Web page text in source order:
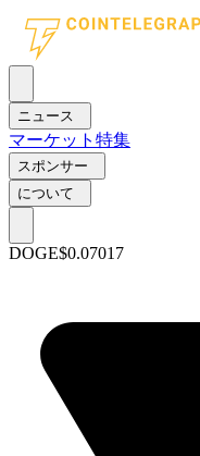
ニュース
マーケット 特集
スポンサー
について
DOGE$0.07017